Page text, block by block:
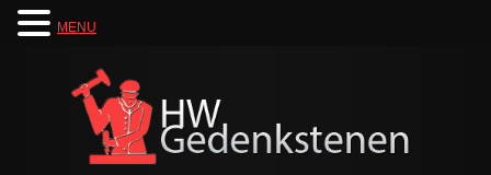
MENU